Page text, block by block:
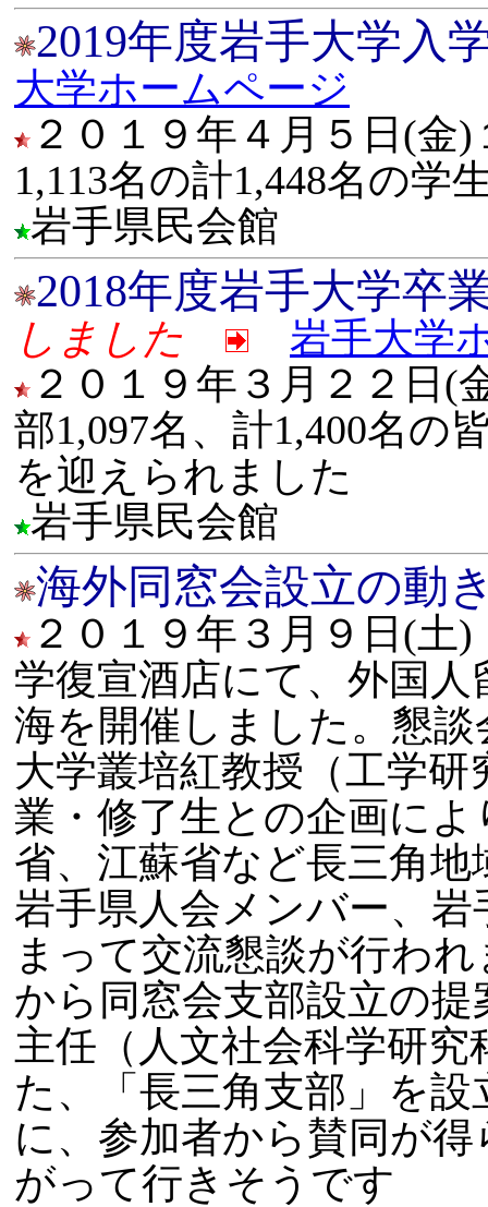
2019年度岩手大学入
大学ホームページ
２０１９年４月５日(
1,113名の計1,448名の学
岩手県民会館
2018年度岩手大学卒
しました
岩手大学
２０１９年３月２２日
部1,097名、計1,400名の
を迎えられました
岩手県民会館
海外同窓会設立の動
２０１９年３月９日(
学復宣酒店にて、外国人
海を開催しました。懇
大学叢培紅教授（工学研
業・修了生との企画に
省、江蘇省など長三角
岩手県人会メンバー、
まって交流懇談が行わ
から同窓会支部設立の
主任（人文社会科学研究
た、「長三角支部」を
に、参加者から賛同が
がって行きそうです